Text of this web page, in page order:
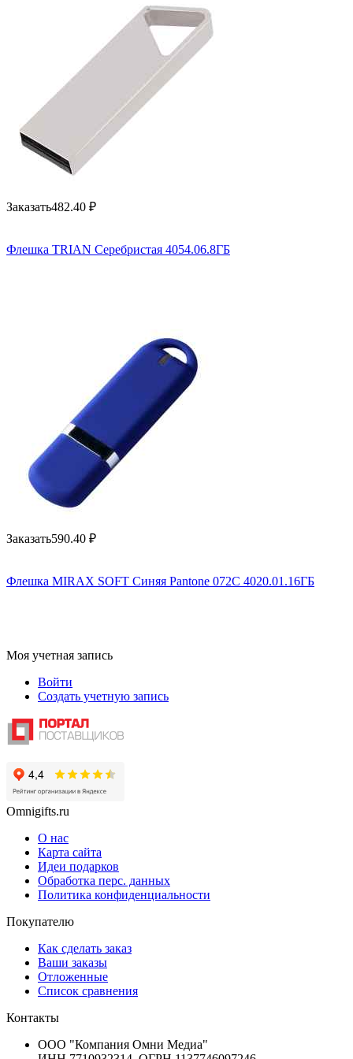
Заказать482.40 ₽
Флешка TRIAN Серебристая 4054.06.8ГБ
Заказать590.40 ₽
Флешка MIRAX SOFT Синяя Pantone 072C 4020.01.16ГБ
Моя учетная запись
Войти
Создать учетную запись
Omnigifts.ru
О нас
Карта сайта
Идеи подарков
Обработка перс. данных
Политика конфиденциальности
Покупателю
Как сделать заказ
Ваши заказы
Отложенные
Список сравнения
Контакты
ООО "Компания Омни Медиа"